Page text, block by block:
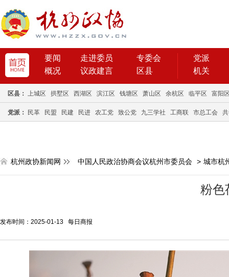
要闻 走进委员
专委会
概况
议政建言 区县
党派
机关
区县： 上城区 拱墅区 西湖区 滨江区 钱塘区 萧山区 余杭区 临平区 富阳
党派： 民革 民盟 民建 民进 农工党 致公党 九三学社 工商联 市总工会
杭州政协新闻网 中国人民政治协商会议杭州市委员会 > 城市杭
粉色
发布时间：2025-01-13 每日商报